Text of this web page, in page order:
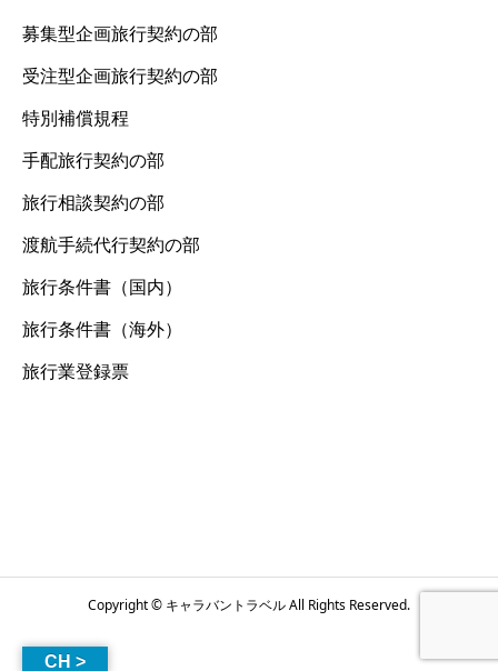
募集型企画旅行契約の部
受注型企画旅行契約の部
特別補償規程
手配旅行契約の部
旅行相談契約の部
渡航手続代行契約の部
旅行条件書（国内）
旅行条件書（海外）
旅行業登録票
Copyright © キャラバントラベル All Rights Reserved.
CH >